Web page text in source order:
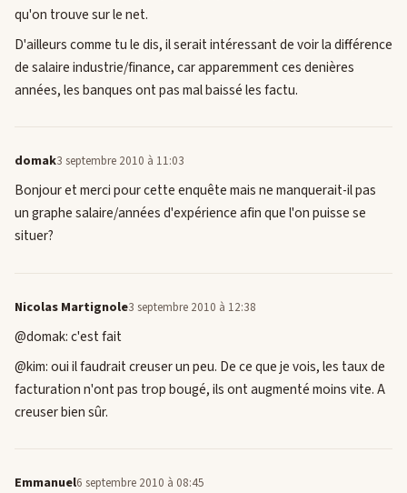
qu'on trouve sur le net.
D'ailleurs comme tu le dis, il serait intéressant de voir la différence
de salaire industrie/finance, car apparemment ces denières
années, les banques ont pas mal baissé les factu.
domak3 septembre 2010 à 11:03
Bonjour et merci pour cette enquête mais ne manquerait-il pas
un graphe salaire/années d'expérience afin que l'on puisse se
situer?
Nicolas Martignole3 septembre 2010 à 12:38
@domak: c'est fait
@kim: oui il faudrait creuser un peu. De ce que je vois, les taux de
facturation n'ont pas trop bougé, ils ont augmenté moins vite. A
creuser bien sûr.
Emmanuel6 septembre 2010 à 08:45